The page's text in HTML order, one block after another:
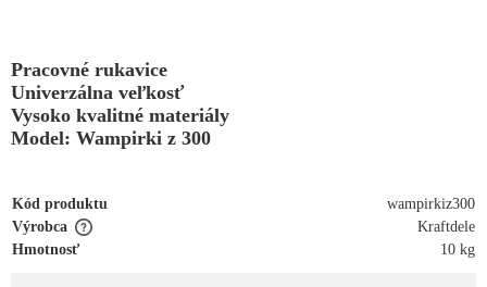
Pracovné rukavice
Univerzálna veľkosť
Vysoko kvalitné materiály
Model: Wampirki z 300
Kód produktu
wampirkiz300
Výrobca
Kraftdele
Hmotnosť
10 kg